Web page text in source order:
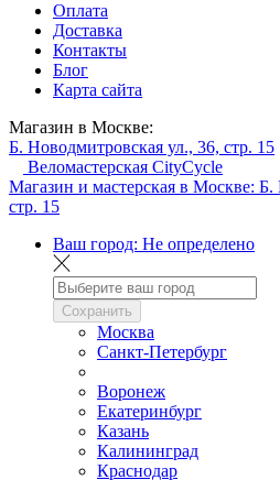
Оплата
Доставка
Контакты
Блог
Карта сайта
Магазин в Москве:
Б. Новодмитровская ул., 36, стр. 15
Веломастерская CityCycle
Магазин и мастерская в Москве: Б.
стр. 15
Ваш город: Не определено
Сохранить
Москва
Санкт-Петербург
Воронеж
Екатеринбург
Казань
Калининград
Краснодар